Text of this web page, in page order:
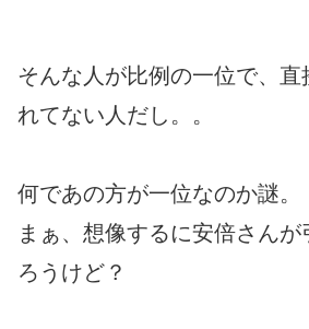
そんな人が比例の一位で、
れてない人だし。。
何であの方が一位なのか謎。
まぁ、想像するに安倍さん
ろうけど？